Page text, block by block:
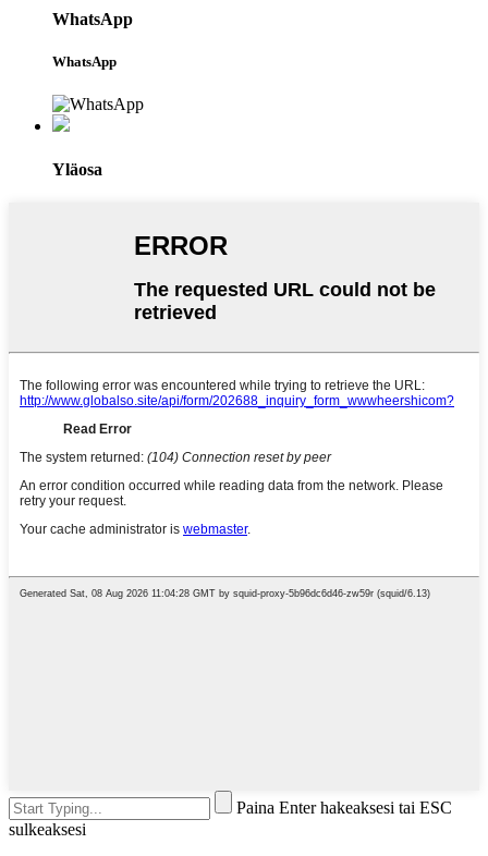
WhatsApp
WhatsApp
Yläosa
Paina Enter hakeaksesi tai ESC
sulkeaksesi